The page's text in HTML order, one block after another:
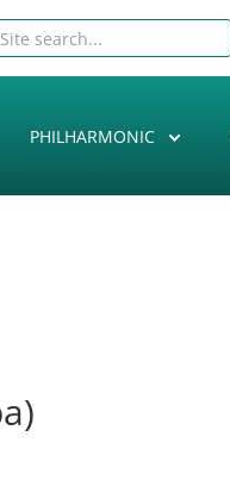
PHILHARMONIC